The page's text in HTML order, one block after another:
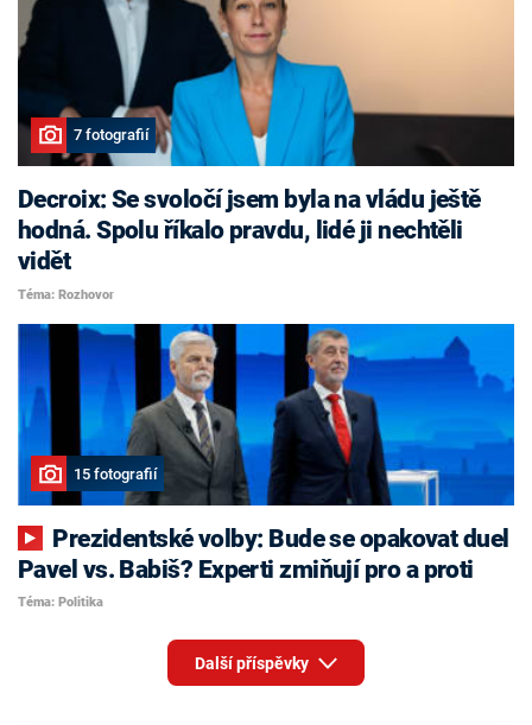
7 fotografií
Decroix: Se svoločí jsem byla na vládu ještě
hodná. Spolu říkalo pravdu, lidé ji nechtěli
vidět
Téma: Rozhovor
15 fotografií
Pavel vs. Babiš? Experti zmiňují pro a proti
Téma: Politika
Další příspěvky